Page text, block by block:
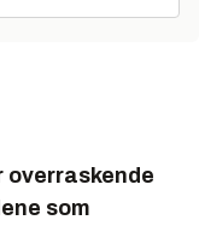
overraskende
som